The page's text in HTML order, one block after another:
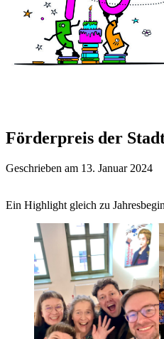
Förderpreis der
Geschrieben am 13. Januar 2024
Ein Highlight gleich zu